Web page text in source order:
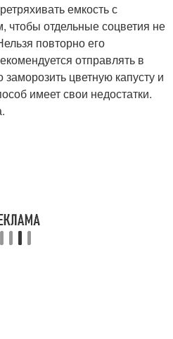
емкость с
отдельные соцветия не
повторно его
отправлять в
цветную капусту и
имеет свои недостатки.